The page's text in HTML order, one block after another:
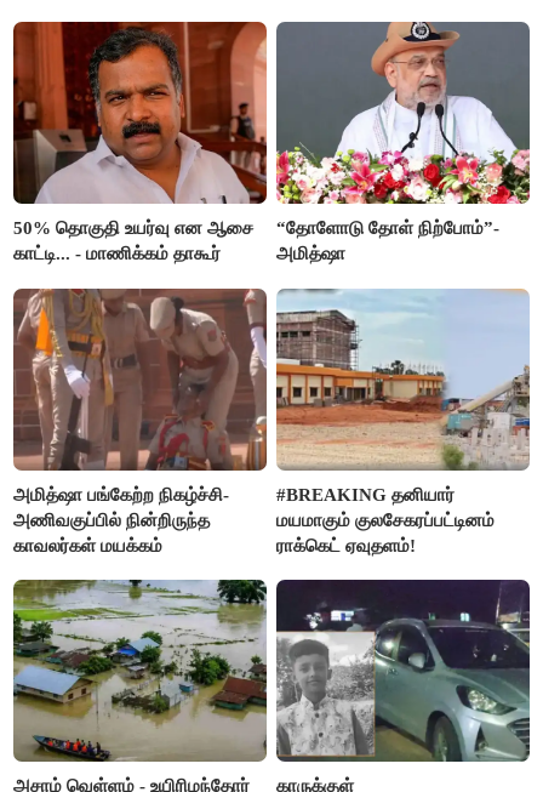
50% தொகுதி உயர்வு என ஆசை
காட்டி... - மாணிக்கம் தாகூர்
“தோளோடு தோள் நிற்போம்”-
அமித்ஷா
அமித்ஷா பங்கேற்ற நிகழ்ச்சி-
அணிவகுப்பில் நின்றிருந்த
காவலர்கள் மயக்கம்
#BREAKING தனியார்
மயமாகும் குலசேகரப்பட்டினம்
ராக்கெட் ஏவுதளம்!
அசாம் வெள்ளம் - உயிரிழந்தோர் காருக்குள்